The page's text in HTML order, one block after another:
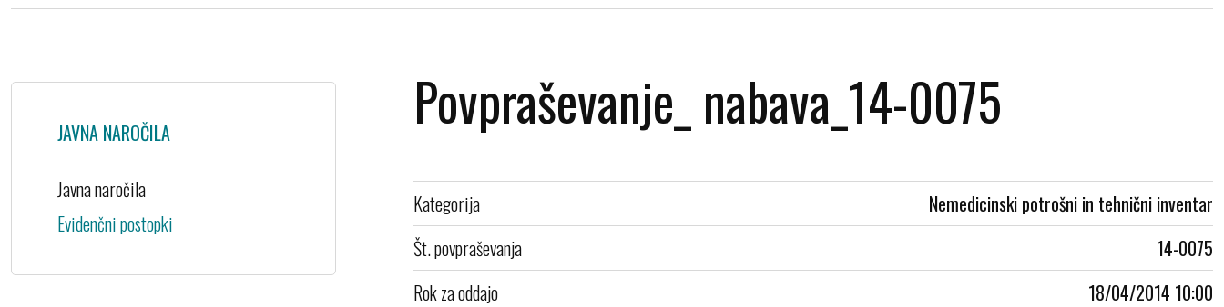
JAVNA NAROČILA
Javna naročila
Evidenčni postopki
Povpraševanje_ nabava_14-0075
Kategorija
Nemedicinski potrošni in tehnični inventar
Št. povpraševanja
14-0075
Rok za oddajo
18/04/2014 10:00